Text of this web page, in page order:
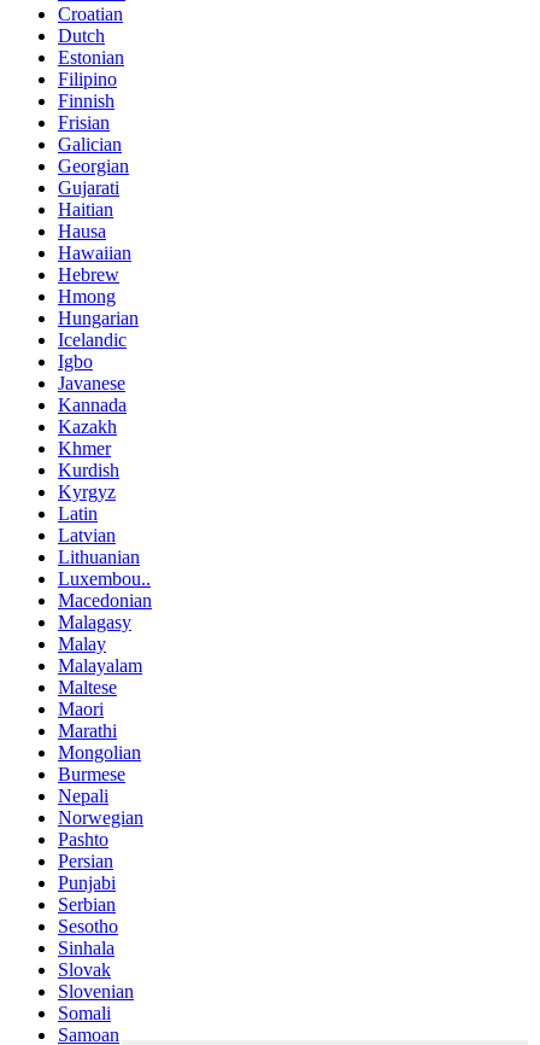
Croatian
Dutch
Estonian
Filipino
Finnish
Frisian
Galician
Georgian
Gujarati
Haitian
Hausa
Hawaiian
Hebrew
Hmong
Hungarian
Icelandic
Igbo
Javanese
Kannada
Kazakh
Khmer
Kurdish
Kyrgyz
Latin
Latvian
Lithuanian
Luxembou..
Macedonian
Malagasy
Malay
Malayalam
Maltese
Maori
Marathi
Mongolian
Burmese
Nepali
Norwegian
Pashto
Persian
Punjabi
Serbian
Sesotho
Sinhala
Slovak
Slovenian
Somali
Samoan